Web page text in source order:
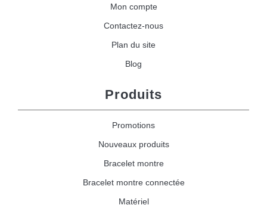
Mon compte
Contactez-nous
Plan du site
Blog
Produits
Promotions
Nouveaux produits
Bracelet montre
Bracelet montre connectée
Matériel